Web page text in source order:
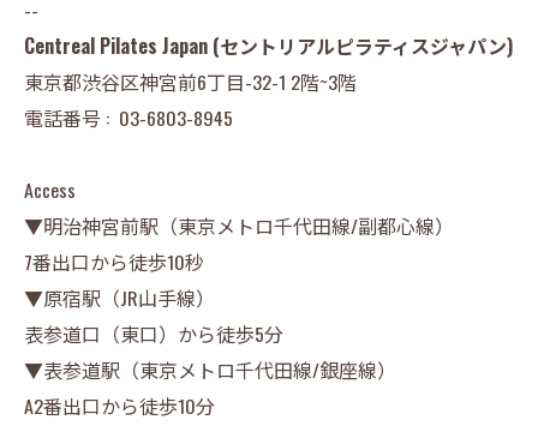
--
Centreal Pilates Japan (セントリアルピラティスジャパン)
東京都渋谷区神宮前6丁目-32-1 2階~3階
電話番号 : 03-6803-8945
Access
▼明治神宮前駅（東京メトロ千代田線/副都心線）
7番出口から徒歩10秒
▼原宿駅（JR山手線）
表参道口（東口）から徒歩5分
▼表参道駅（東京メトロ千代田線/銀座線）
A2番出口から徒歩10分